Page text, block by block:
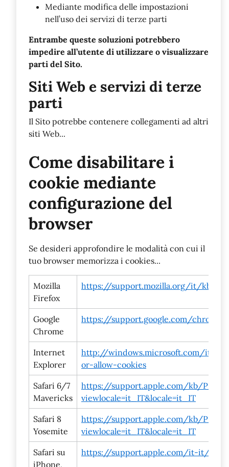
Mediante modifica delle impostazioni
nell’uso dei servizi di terze parti
Entrambe queste soluzioni potrebbero
impedire all’utente di utilizzare o visualizzare
parti del Sito.
Siti Web e servizi di terze
parti
Il Sito potrebbe contenere collegamenti ad altri
siti Web...
Come disabilitare i
cookie mediante
configurazione del
browser
Se desideri approfondire le modalità con cui il
tuo browser memorizza i cookies...
Mozilla
Firefox
https://support.mozilla.org/it/kb/
Google
Chrome
https://support.google.com/chrome/
Internet
Explorer
http://windows.microsoft.com/it-it/
or-allow-cookies
Safari 6/7
Mavericks
https://support.apple.com/kb/
viewlocale=it_IT&locale=it_IT
Safari 8
Yosemite
https://support.apple.com/kb/
viewlocale=it_IT&locale=it_IT
Safari su
iPhone,
https://support.apple.com/it-it/